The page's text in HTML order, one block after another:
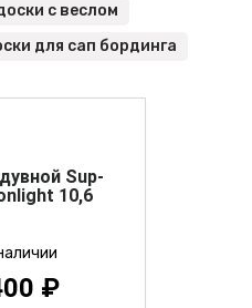
с веслом
для сап бординга
Sup-
10,6
₽